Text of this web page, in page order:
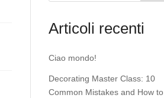
Articoli recenti
Ciao mondo!
Decorating Master Class: 10
Common Mistakes and How to